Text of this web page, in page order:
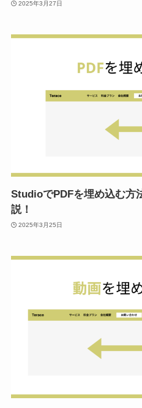
2025年3月27日
StudioでPDFを埋め込む方
説！
2025年3月25日